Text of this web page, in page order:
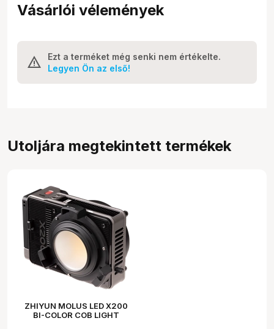
Vásárlói vélemények
Ezt a terméket még senki nem értékelte.
Legyen Ön az első!
Utoljára megtekintett termékek
ZHIYUN MOLUS LED X200
BI-COLOR COB LIGHT